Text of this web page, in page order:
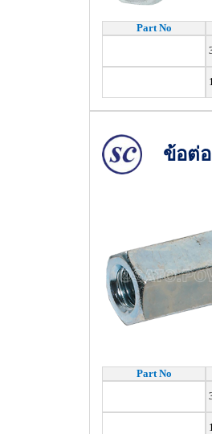
Part No
ข้อต่อ
Part No